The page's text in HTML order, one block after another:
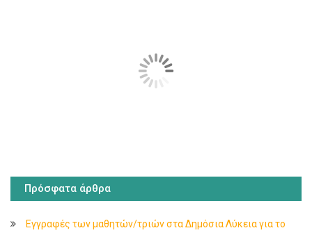
Πρόσφατα άρθρα
Εγγραφές των μαθητών/τριών στα Δημόσια Λύκεια για το